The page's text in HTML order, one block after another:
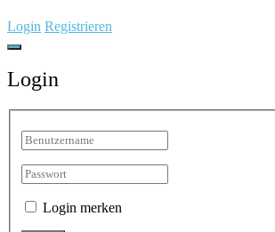
Login Registrieren
Login
Login merken